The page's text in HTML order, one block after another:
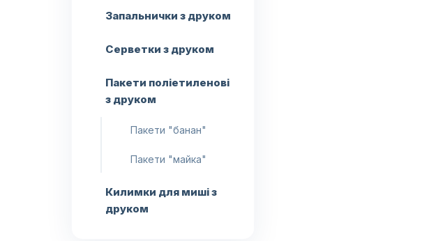
Запальнички з друком
Серветки з друком
Пакети поліетиленові
з друком
Пакети "банан"
Пакети "майка"
Килимки для миші з
друком